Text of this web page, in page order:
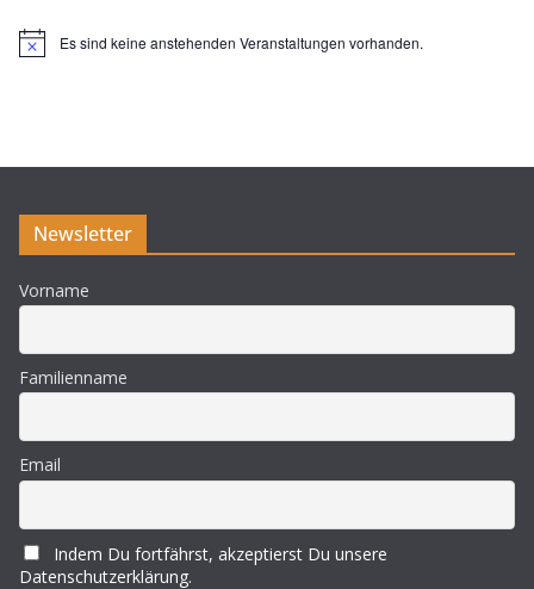
H
s
Es sind keine anstehenden Veranstaltungen vorhanden.
Newsletter
Vorname
Familienname
Email
Indem Du fortfährst, akzeptierst Du unsere
Datenschutzerklärung.